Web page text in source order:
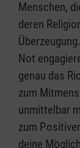
Menschen,
deren
Not
genau das
zum
unmittelbar
zum
deine